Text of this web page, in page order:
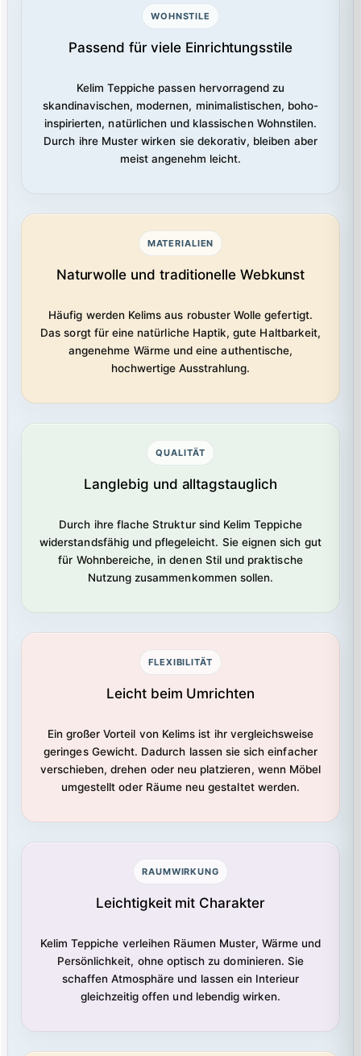
WOHNSTILE
Passend für viele Einrichtungsstile
Kelim Teppiche passen hervorragend zu
skandinavischen, modernen, minimalistischen, boho-
inspirierten, natürlichen und klassischen Wohnstilen.
Durch ihre Muster wirken sie dekorativ, bleiben aber
meist angenehm leicht.
MATERIALIEN
Naturwolle und traditionelle Webkunst
Häufig werden Kelims aus robuster Wolle gefertigt.
Das sorgt für eine natürliche Haptik, gute Haltbarkeit,
angenehme Wärme und eine authentische,
hochwertige Ausstrahlung.
QUALITÄT
Langlebig und alltagstauglich
Durch ihre flache Struktur sind Kelim Teppiche
widerstandsfähig und pflegeleicht. Sie eignen sich gut
für Wohnbereiche, in denen Stil und praktische
Nutzung zusammenkommen sollen.
FLEXIBILITÄT
Leicht beim Umrichten
Ein großer Vorteil von Kelims ist ihr vergleichsweise
geringes Gewicht. Dadurch lassen sie sich einfacher
verschieben, drehen oder neu platzieren, wenn Möbel
umgestellt oder Räume neu gestaltet werden.
RAUMWIRKUNG
Leichtigkeit mit Charakter
Kelim Teppiche verleihen Räumen Muster, Wärme und
Persönlichkeit, ohne optisch zu dominieren. Sie
schaffen Atmosphäre und lassen ein Interieur
gleichzeitig offen und lebendig wirken.